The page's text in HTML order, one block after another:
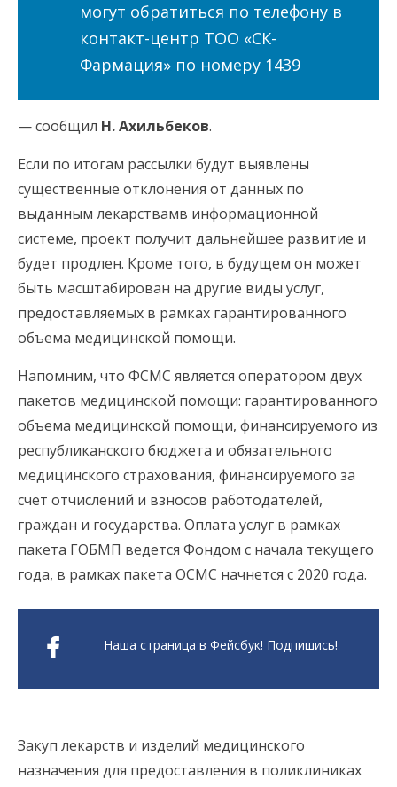
могут обратиться по телефону в
контакт-центр ТОО «СК-
Фармация» по номеру 1439
— сообщил Н. Ахильбеков.
Если по итогам рассылки будут выявлены
существенные отклонения от данных по
выданным лекарствамв информационной
системе, проект получит дальнейшее развитие и
будет продлен. Кроме того, в будущем он может
быть масштабирован на другие виды услуг,
предоставляемых в рамках гарантированного
объема медицинской помощи.
Напомним, что ФСМС является оператором двух
пакетов медицинской помощи: гарантированного
объема медицинской помощи, финансируемого из
республиканского бюджета и обязательного
медицинского страхования, финансируемого за
счет отчислений и взносов работодателей,
граждан и государства. Оплата услуг в рамках
пакета ГОБМП ведется Фондом с начала текущего
года, в рамках пакета ОСМС начнется с 2020 года.
Наша страница в Фейсбук! Подпишись!
Закуп лекарств и изделий медицинского
назначения для предоставления в поликлиниках